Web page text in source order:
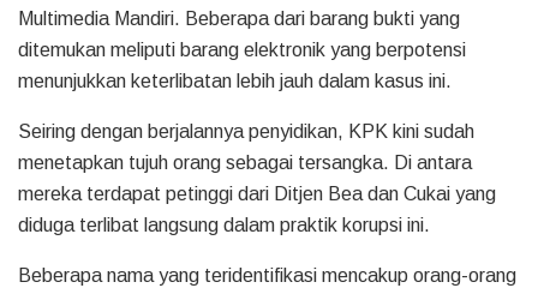
Multimedia Mandiri. Beberapa dari barang bukti yang
ditemukan meliputi barang elektronik yang berpotensi
menunjukkan keterlibatan lebih jauh dalam kasus ini.
Seiring dengan berjalannya penyidikan, KPK kini sudah
menetapkan tujuh orang sebagai tersangka. Di antara
mereka terdapat petinggi dari Ditjen Bea dan Cukai yang
diduga terlibat langsung dalam praktik korupsi ini.
Beberapa nama yang teridentifikasi mencakup orang-orang